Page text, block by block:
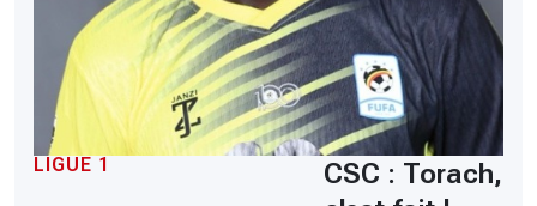
LIGUE 1
CSC : Torach,